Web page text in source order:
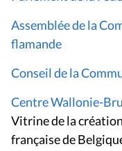
Assemblée de la
flamande
Conseil de la
Centre Wallonie-
Vitrine de la
française de